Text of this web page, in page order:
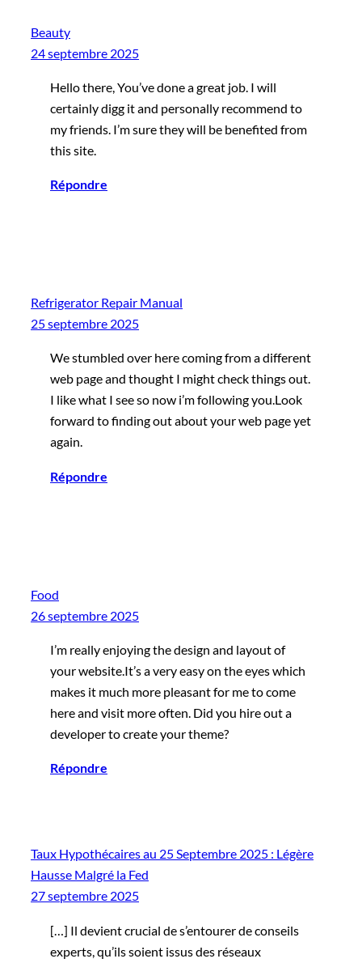
Beauty
24 septembre 2025
Hello there, You’ve done a great job. I will
certainly digg it and personally recommend to
my friends. I’m sure they will be benefited from
this site.
Répondre
Refrigerator Repair Manual
25 septembre 2025
We stumbled over here coming from a different
web page and thought I might check things out.
I like what I see so now i’m following you.Look
forward to finding out about your web page yet
again.
Répondre
Food
26 septembre 2025
I’m really enjoying the design and layout of
your website.It’s a very easy on the eyes which
makes it much more pleasant for me to come
here and visit more often. Did you hire out a
developer to create your theme?
Répondre
Taux Hypothécaires au 25 Septembre 2025 : Légère
Hausse Malgré la Fed
27 septembre 2025
[…] Il devient crucial de s’entourer de conseils
experts, qu’ils soient issus des réseaux